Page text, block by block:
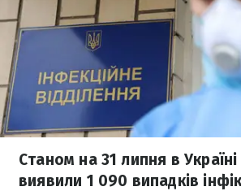
Станом на 31 липня в
виявили 1 090 випадків